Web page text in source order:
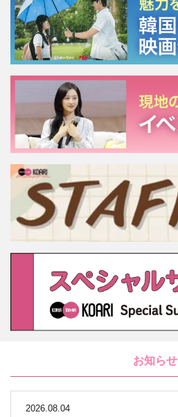
お知らせ
2026.08.04